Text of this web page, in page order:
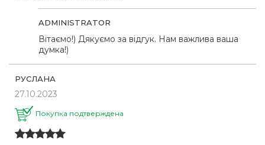
ADMINISTRATOR
Вітаємо!) Дякуємо за відгук. Нам важлива ваша
думка!)
РУСЛАНА
27.10.2023
Покупка подтверждена